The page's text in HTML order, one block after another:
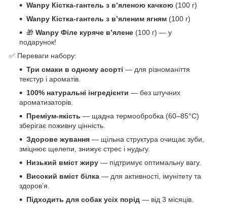
Wanpy Кістка-гантель з в’яленою качкою (100 г)
Wanpy Кістка-гантель з в’яленим ягням (100 г)
🎁 Wanpy Філе куряче в’ялене (100 г) — у
подарунок!
✅ Переваги набору:
Три смаки в одному асорті — для різноманіття
текстур і ароматів.
100% натуральні інгредієнти — без штучних
ароматизаторів.
Преміум-якість — щадна термообробка (60–85°C)
зберігає поживну цінність.
Здорове жування — щільна структура очищає зуби,
зміцнює щелепи, знижує стрес і нудьгу.
Низький вміст жиру — підтримує оптимальну вагу.
Високий вміст білка — для активності, імунітету та
здоров’я.
Підходить для собак усіх порід — від 3 місяців.